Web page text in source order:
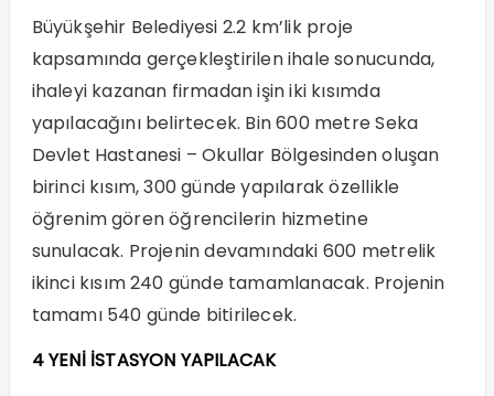
Büyükşehir Belediyesi 2.2 km’lik proje
kapsamında gerçekleştirilen ihale sonucunda,
ihaleyi kazanan firmadan işin iki kısımda
yapılacağını belirtecek. Bin 600 metre Seka
Devlet Hastanesi – Okullar Bölgesinden oluşan
birinci kısım, 300 günde yapılarak özellikle
öğrenim gören öğrencilerin hizmetine
sunulacak. Projenin devamındaki 600 metrelik
ikinci kısım 240 günde tamamlanacak. Projenin
tamamı 540 günde bitirilecek.
4 YENİ İSTASYON YAPILACAK